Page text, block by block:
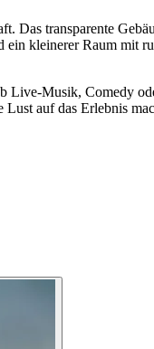
Das transparente
kleinerer Raum mit
Live-Musik, Comedy
Lust auf das Erlebnis